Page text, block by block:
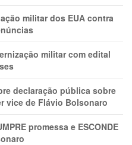
militar dos EUA contra
militar com edital
declaração pública sobre
vice de Flávio Bolsonaro
promessa e ESCONDE